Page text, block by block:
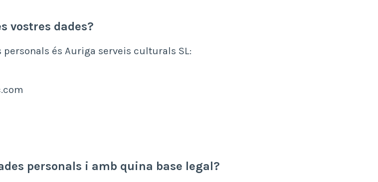
vostres dades?
és Auriga serveis culturals SL:
personals i amb quina base legal?